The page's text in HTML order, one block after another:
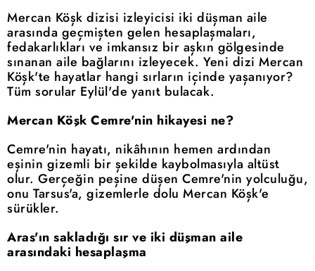
Mercan Köşk dizisi izleyicisi iki düşman aile
arasında geçmişten gelen hesaplaşmaları,
fedakarlıkları ve imkansız bir aşkın gölgesinde
sınanan aile bağlarını izleyecek. Yeni dizi Mercan
Köşk'te hayatlar hangi sırların içinde yaşanıyor?
Tüm sorular Eylül'de yanıt bulacak.
Mercan Köşk Cemre'nin hikayesi ne?
Cemre'nin hayatı, nikâhının hemen ardından
eşinin gizemli bir şekilde kaybolmasıyla altüst
olur. Gerçeğin peşine düşen Cemre'nin yolculuğu,
onu Tarsus'a, gizemlerle dolu Mercan Köşk'e
sürükler.
Aras'ın sakladığı sır ve iki düşman aile
arasındaki hesaplaşma